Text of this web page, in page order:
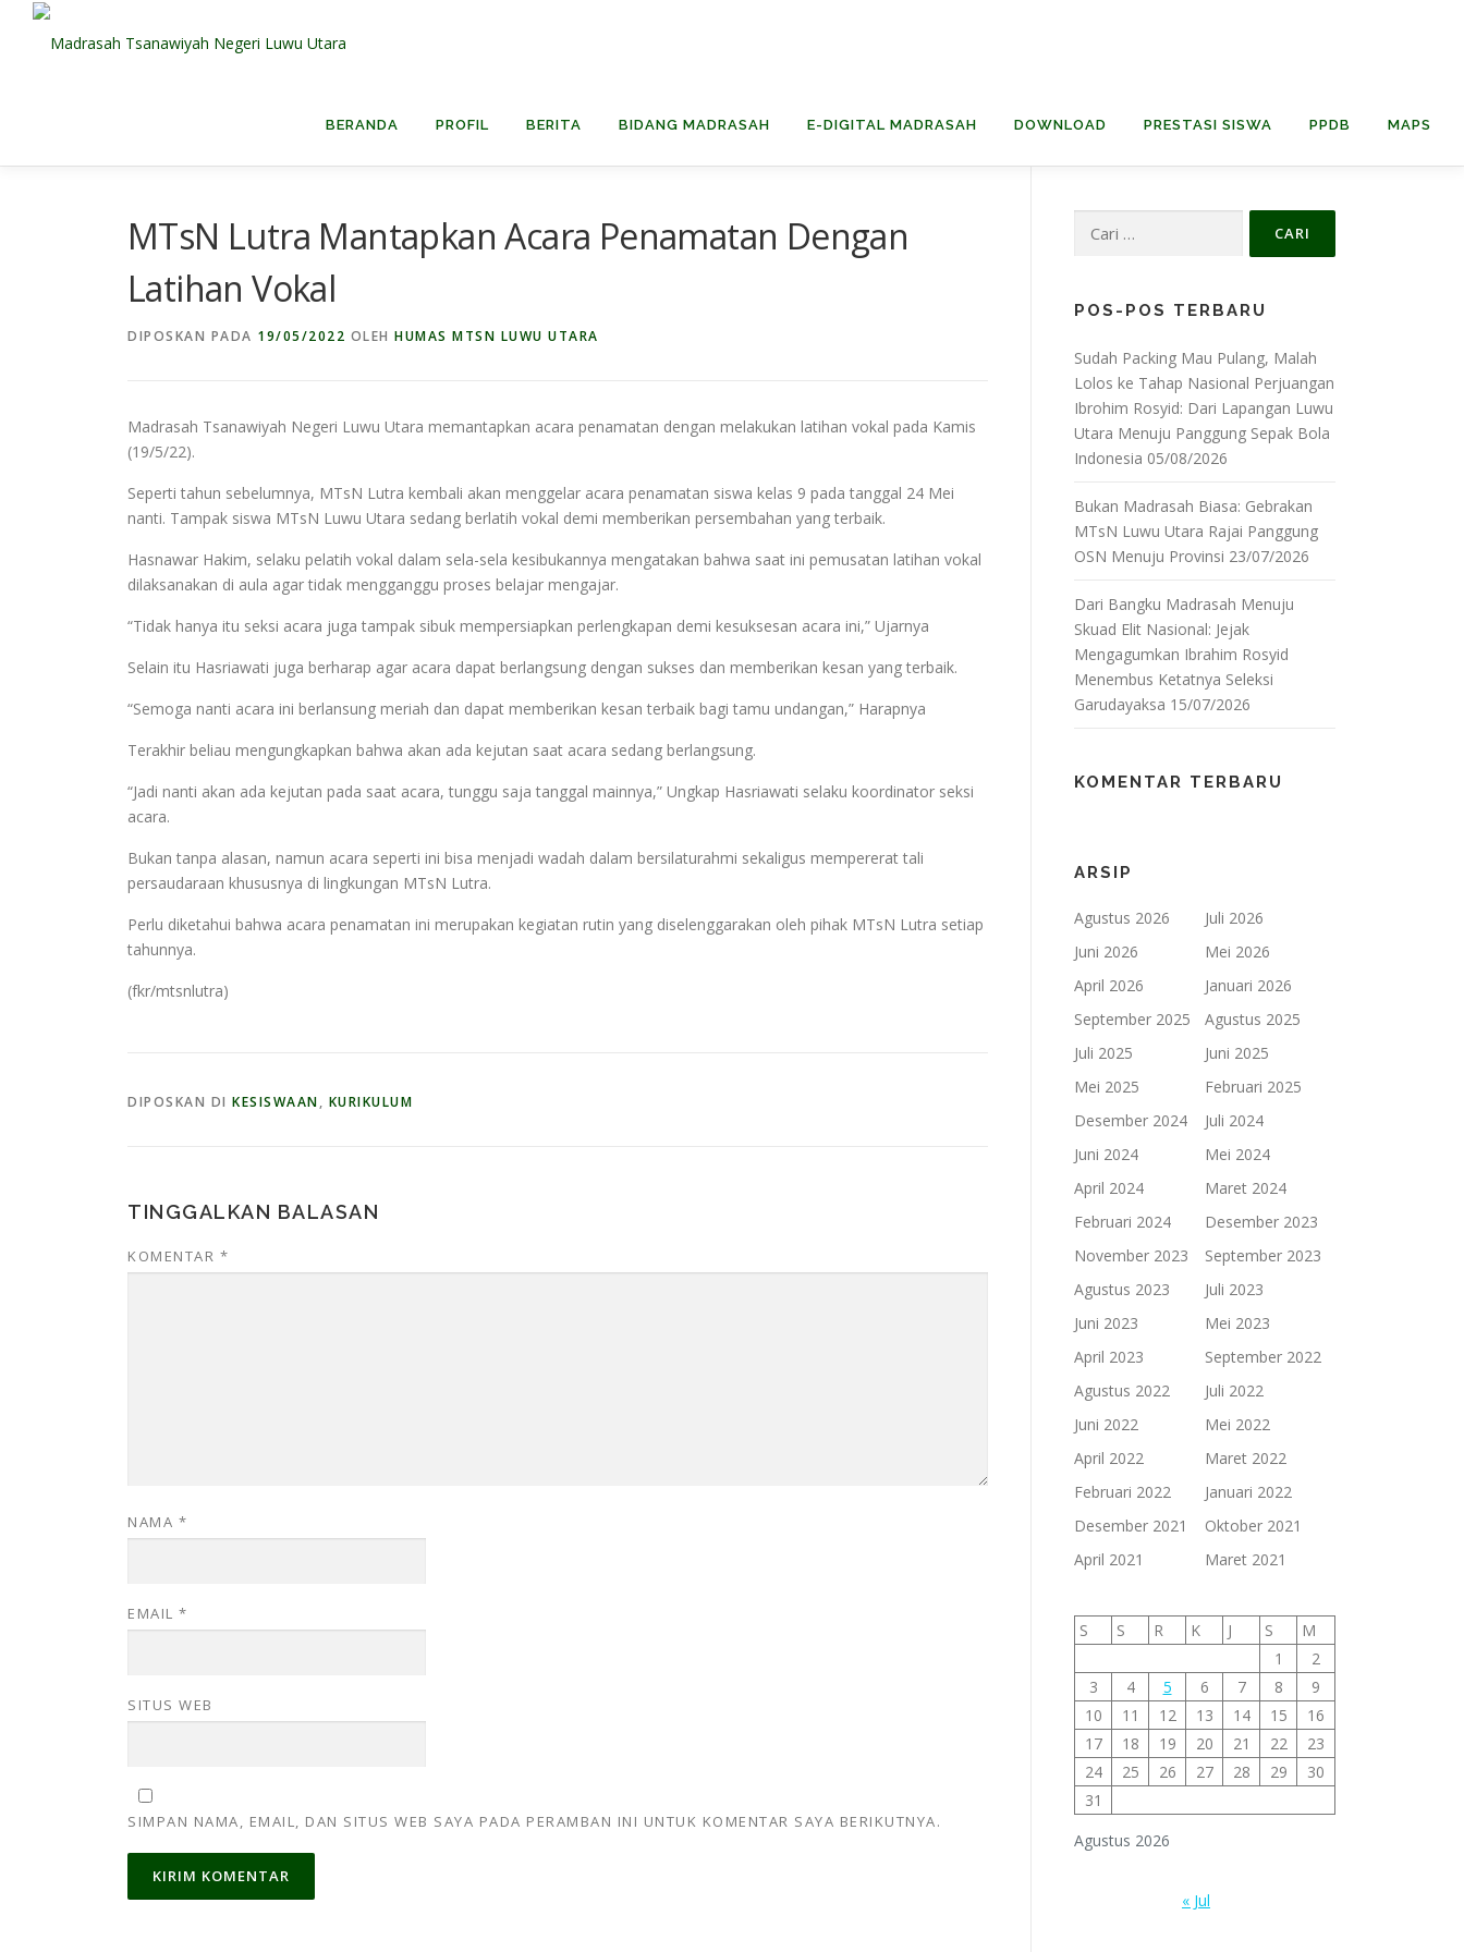
Lompat
BERANDA PROFIL BERITA BIDANG MADRASAH E-DIGITAL MADRASAH DOWNLOAD PRESTASI SISWA PPDB MAPS
MTsN Lutra Mantapkan Acara Penamatan Dengan
Latihan Vokal
DIPOSKAN PADA 19/05/2022 OLEH HUMAS MTSN LUWU UTARA
Madrasah Tsanawiyah Negeri Luwu Utara memantapkan acara penamatan dengan melakukan latihan vokal pada Kamis
(19/5/22).
Seperti tahun sebelumnya, MTsN Lutra kembali akan menggelar acara penamatan siswa kelas 9 pada tanggal 24 Mei
nanti. Tampak siswa MTsN Luwu Utara sedang berlatih vokal demi memberikan persembahan yang terbaik.
Hasnawar Hakim, selaku pelatih vokal dalam sela-sela kesibukannya mengatakan bahwa saat ini pemusatan latihan vokal
dilaksanakan di aula agar tidak mengganggu proses belajar mengajar.
“Tidak hanya itu seksi acara juga tampak sibuk mempersiapkan perlengkapan demi kesuksesan acara ini,” Ujarnya
Selain itu Hasriawati juga berharap agar acara dapat berlangsung dengan sukses dan memberikan kesan yang terbaik.
“Semoga nanti acara ini berlansung meriah dan dapat memberikan kesan terbaik bagi tamu undangan,” Harapnya
Terakhir beliau mengungkapkan bahwa akan ada kejutan saat acara sedang berlangsung.
“Jadi nanti akan ada kejutan pada saat acara, tunggu saja tanggal mainnya,” Ungkap Hasriawati selaku koordinator seksi
acara.
Bukan tanpa alasan, namun acara seperti ini bisa menjadi wadah dalam bersilaturahmi sekaligus mempererat tali
persaudaraan khususnya di lingkungan MTsN Lutra.
Perlu diketahui bahwa acara penamatan ini merupakan kegiatan rutin yang diselenggarakan oleh pihak MTsN Lutra setiap
tahunnya.
(fkr/mtsnlutra)
DIPOSKAN DI KESISWAAN, KURIKULUM
TINGGALKAN BALASAN
KOMENTAR *
NAMA *
EMAIL *
SITUS WEB
SIMPAN NAMA, EMAIL, DAN SITUS WEB SAYA PADA PERAMBAN INI UNTUK KOMENTAR SAYA BERIKUTNYA.
untuk:
POS-POS TERBARU
Sudah Packing Mau Pulang, Malah
Lolos ke Tahap Nasional Perjuangan
Ibrohim Rosyid: Dari Lapangan Luwu
Utara Menuju Panggung Sepak Bola
Indonesia 05/08/2026
Bukan Madrasah Biasa: Gebrakan
MTsN Luwu Utara Rajai Panggung
OSN Menuju Provinsi 23/07/2026
Dari Bangku Madrasah Menuju
Skuad Elit Nasional: Jejak
Mengagumkan Ibrahim Rosyid
Menembus Ketatnya Seleksi
Garudayaksa 15/07/2026
KOMENTAR TERBARU
ARSIP
Agustus 2026
Juli 2026
Juni 2026
Mei 2026
April 2026
Januari 2026
September 2025
Agustus 2025
Juli 2025
Juni 2025
Mei 2025
Februari 2025
Desember 2024
Juli 2024
Juni 2024
Mei 2024
April 2024
Maret 2024
Februari 2024
Desember 2023
November 2023
September 2023
Agustus 2023
Juli 2023
Juni 2023
Mei 2023
April 2023
September 2022
Agustus 2022
Juli 2022
Juni 2022
Mei 2022
April 2022
Maret 2022
Februari 2022
Januari 2022
Desember 2021
Oktober 2021
April 2021
Maret 2021
Agustus 2026
S S R K J S
M
1
2
3
4 5 6 7 8
9
10
11 12 13 14 15
16
17
18 19 20 21 22
23
24
25 26 27 28 29
30
31
« Jul